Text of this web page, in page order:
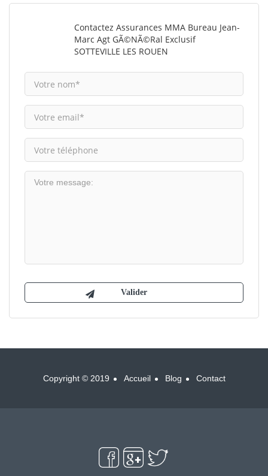
Contactez Assurances MMA Bureau Jean-
Marc Agt GÃ©nÃ©ral Exclusif
SOTTEVILLE LES ROUEN
Copyright © 2019 Accueil Blog Contact